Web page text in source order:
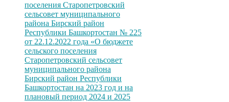
поселения Старопетровский
сельсовет муниципального
района Бирский район
Республики Башкортостан № 225
от 22.12.2022 года «О бюджете
сельского поселения
Старопетровский сельсовет
муниципального района
Бирский район Республики
Башкортостан на 2023 год и на
плановый период 2024 и 2025